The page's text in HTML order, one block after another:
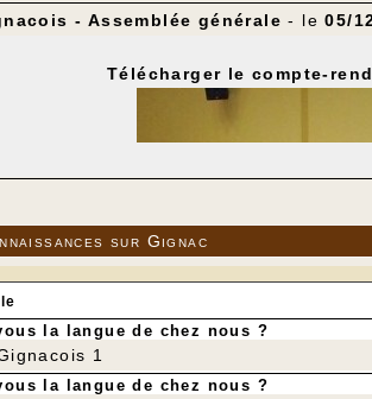
- Assemblée générale - le05/
Télécharger le compte-
sur Gignac
la langue de chez nous ?
1
la langue de chez nous ?